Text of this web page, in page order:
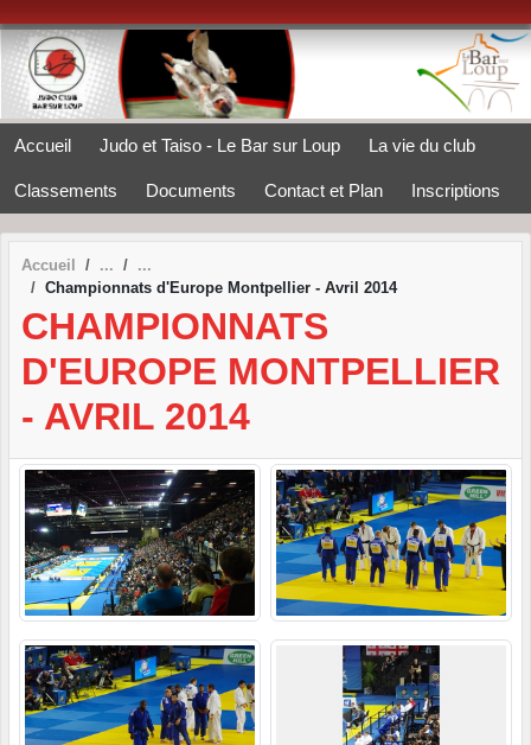
Accueil Judo et Taiso - Le Bar sur Loup La vie du club
Classements Documents Contact et Plan Inscriptions
Accueil
Championnats d'Europe Montpellier - Avril 2014
CHAMPIONNATS
D'EUROPE MONTPELLIER
- AVRIL 2014